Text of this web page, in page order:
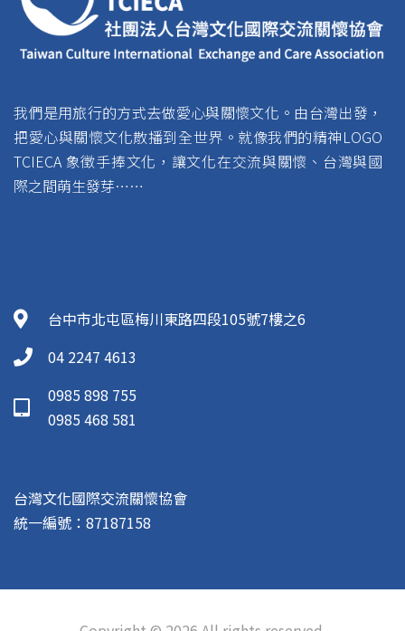
我們是用旅行的方式去做愛心與關懷文化。由台灣出發，
把愛心與關懷文化散播到全世界。就像我們的精神LOGO
TCIECA 象徵手捧文化，讓文化在交流與關懷、台灣與國
際之間萌生發芽……
台中市北屯區梅川東路四段105號7樓之6
04 2247 4613
0985 898 755
0985 468 581
台灣文化國際交流關懷協會
統一編號：87187158